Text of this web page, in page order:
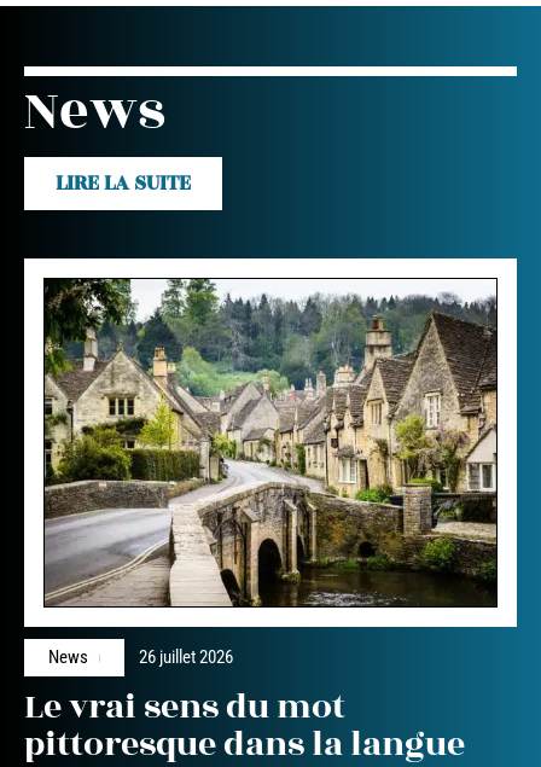
News
LIRE LA SUITE
News 26 juillet 2026
Le vrai sens du mot
pittoresque dans la langue